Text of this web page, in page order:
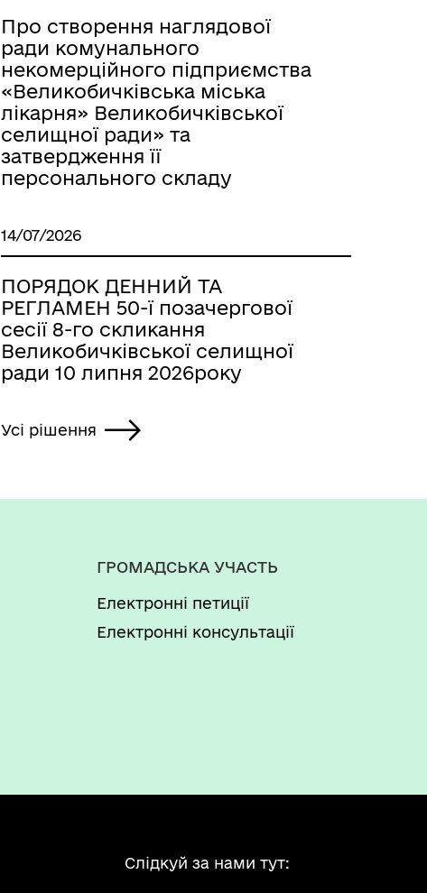
Про створення наглядової
ради комунального
некомерційного підприємства
«Великобичківська міська
лікарня» Великобичківської
селищної ради» та
затвердження її
персонального складу
14/07/2026
ПОРЯДОК ДЕННИЙ ТА
РЕГЛАМЕН 50-ї позачергової
сесії 8-го скликання
Великобичківської селищної
ради 10 липня 2026року
Усі рішення
ГРОМАДСЬКА УЧАСТЬ
Електронні петиції
Електронні консультації
Слідкуй за нами тут: